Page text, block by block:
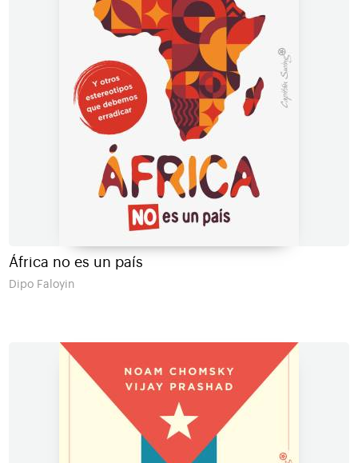
África no es un país
Dipo Faloyin